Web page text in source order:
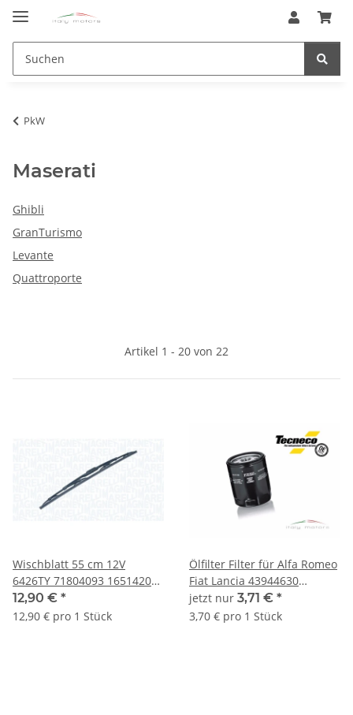
PkW
Maserati
Ghibli
GranTurismo
Levante
Quattroporte
Artikel 1 - 20 von 22
Wischblatt 55 cm 12V
6426TY 71804093 1651420
76620SV4A01
G22667330G9G 7711172853
12,90 € *
12,90 € pro 1 Stück
Ölfilter Filter für Alfa Romeo
Fiat Lancia 43944630
452.04.09.01 7701415064
jetzt nur 3,71 € *
3,70 € pro 1 Stück